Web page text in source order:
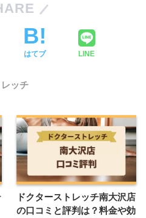
はてブ LINE
レッチ
ドクターストレッチ南大沢店
の口コミと評判は？料金や効